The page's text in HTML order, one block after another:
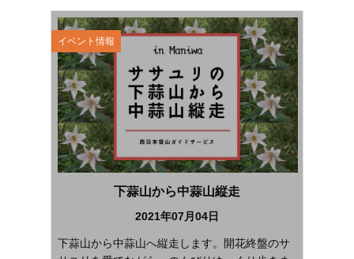
イベント情報
下蒜山から中蒜山縦走
2021年07月04日
下蒜山から中蒜山へ縦走します。開花終盤のサ